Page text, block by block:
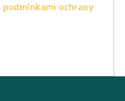
podmínkami ochrany